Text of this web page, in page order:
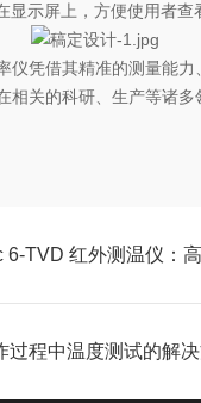
显示屏上，方便使用者查
仪凭借其精准的测量能力
相关的科研、生产等诸
过程中温度测试的解